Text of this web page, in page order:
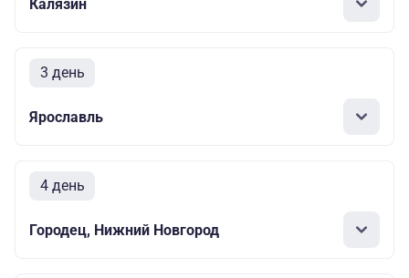
Калязин
3 день
Ярославль
4 день
Городец, Нижний Новгород